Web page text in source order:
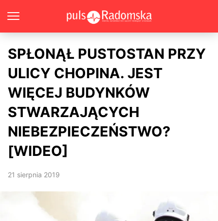
SPŁONĄŁ PUSTOSTAN PRZY
ULICY CHOPINA. JEST
WIĘCEJ BUDYNKÓW
STWARZAJĄCYCH
NIEBEZPIECZEŃSTWO?
[WIDEO]
21 sierpnia 2019